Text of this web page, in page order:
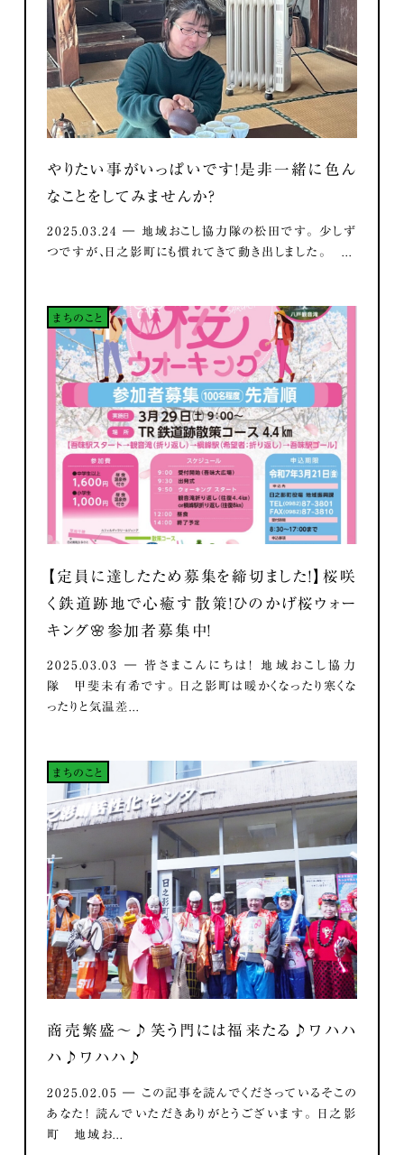
やりたい事がいっぱいです！是非一緒に色ん
なことをしてみませんか？
2025.03.24 ― 地域おこし協力隊の松田です。 少しず
つですが、日之影町にも慣れてきて動き出しました。 ...
まちのこと
【定員に達したため募集を締切ました！】桜咲
く鉄道跡地で心癒す散策！ひのかげ桜ウォー
キング🌸参加者募集中！
2025.03.03 ― 皆さまこんにちは！ 地域おこし協力
隊 甲斐未有希です。 日之影町は暖かくなったり寒くな
ったりと気温差...
まちのこと
商売繁盛～♪笑う門には福来たる♪ワハハ
ハ♪ワハハ♪
2025.02.05 ― この記事を読んでくださっているそこの
あなた！ 読んでいただきありがとうございます。 日之影
町 地域お...